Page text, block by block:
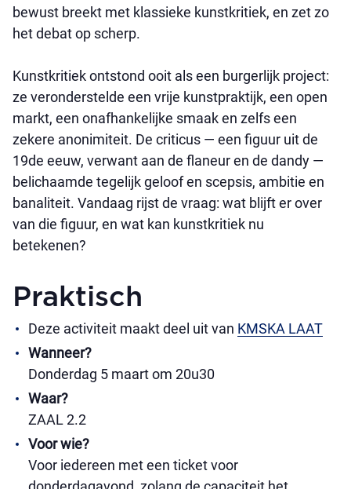
bewust breekt met klassieke kunstkritiek, en zet zo
het debat op scherp.
Kunstkritiek ontstond ooit als een burgerlijk project:
ze veronderstelde een vrije kunstpraktijk, een open
markt, een onafhankelijke smaak en zelfs een
zekere anonimiteit. De criticus — een figuur uit de
19de eeuw, verwant aan de flaneur en de dandy —
belichaamde tegelijk geloof en scepsis, ambitie en
banaliteit. Vandaag rijst de vraag: wat blijft er over
van die figuur, en wat kan kunstkritiek nu
betekenen?
Praktisch
Deze activiteit maakt deel uit van KMSKA LAAT
Wanneer?
Donderdag 5 maart om 20u30
Waar?
ZAAL 2.2
Voor wie?
Voor iedereen met een ticket voor